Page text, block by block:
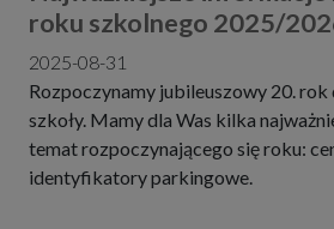
roku szkolnego 2025/
2025-08-31
Rozpoczynamy jubileuszowy 20. rok
szkoły. Mamy dla Was kilka
temat rozpoczynającego się roku:
identyfikatory parkingowe.